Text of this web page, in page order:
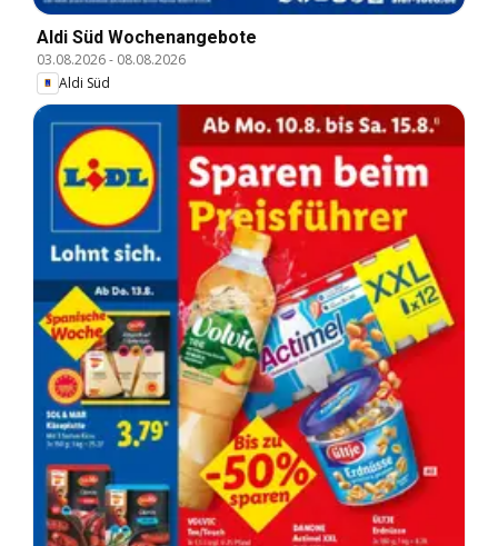
Aldi Süd Wochenangebote
03.08.2026- 08.08.2026
Aldi Süd